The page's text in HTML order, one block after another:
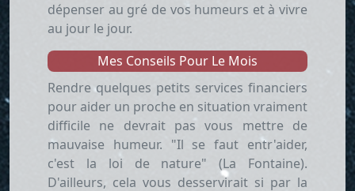
dépenser au gré de vos humeurs et à vivre
au jour le jour.
Mes Conseils Pour Le Mois
Rendre quelques petits services financiers
pour aider un proche en situation vraiment
difficile ne devrait pas vous mettre de
mauvaise humeur. "Il se faut entr'aider,
c'est la loi de nature" (La Fontaine).
D'ailleurs, cela vous desservirait si par la